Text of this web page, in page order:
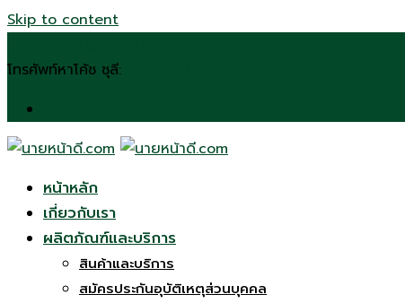
Skip to content
โทรศัพท์หาโค้ช ชุลี:
หน้าหลัก
เกี่ยวกับเรา
ผลิตภัณฑ์และบริการ
สินค้าและบริการ
สมัครประกันอุบัติเหตุส่วนบุคคล